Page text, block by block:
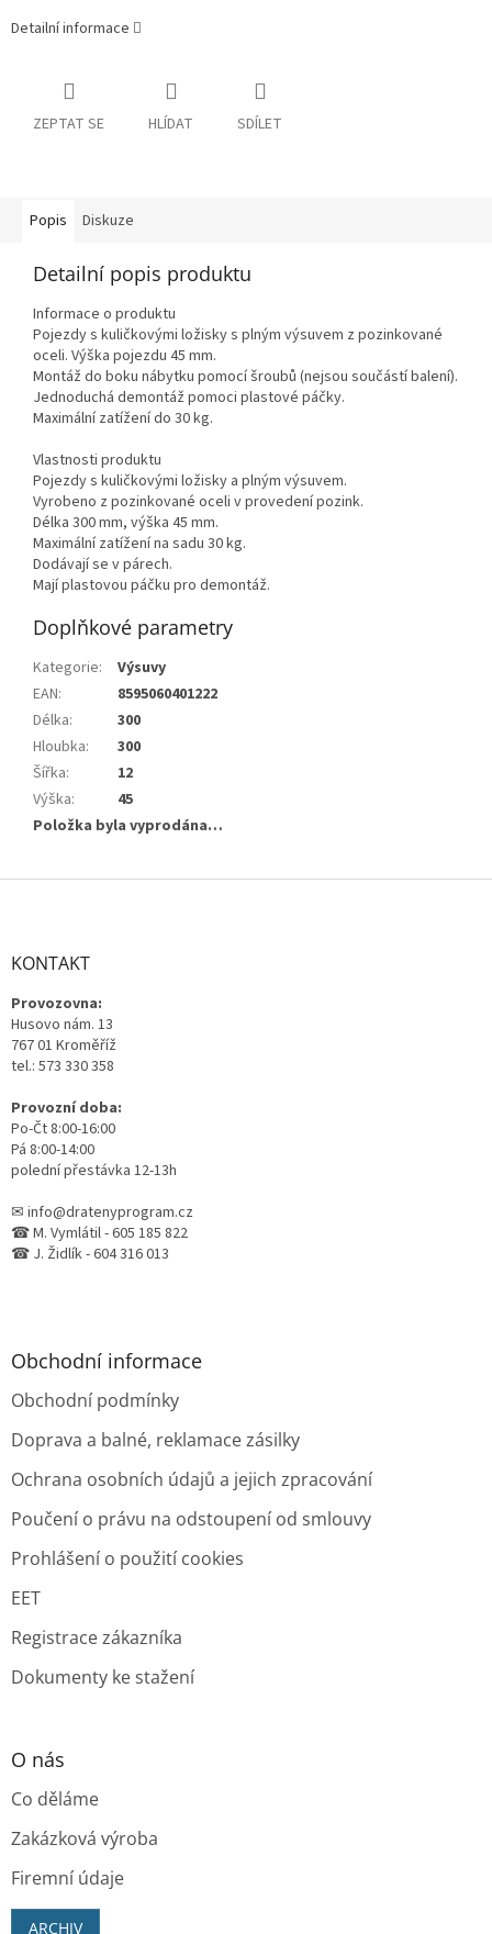
Detailní informace
ZEPTAT SE HLÍDAT SDÍLET
Popis Diskuze
Detailní popis produktu
Informace o produktu
Pojezdy s kuličkovými ložisky s plným výsuvem z pozinkované
oceli. Výška pojezdu 45 mm.
Montáž do boku nábytku pomocí šroubů (nejsou součástí balení).
Jednoduchá demontáž pomoci plastové páčky.
Maximální zatížení do 30 kg.
Vlastnosti produktu
Pojezdy s kuličkovými ložisky a plným výsuvem.
Vyrobeno z pozinkované oceli v provedení pozink.
Délka 300 mm, výška 45 mm.
Maximální zatížení na sadu 30 kg.
Dodávají se v párech.
Mají plastovou páčku pro demontáž.
Doplňkové parametry
Kategorie:
Výsuvy
EAN:
8595060401222
Délka:
300
Hloubka:
300
Šířka:
12
Výška:
45
Položka byla vyprodána…
Z
KONTAKT
Provozovna:
Husovo nám. 13
767 01 Kroměříž
tel.: 573 330 358
Provozní doba:
Po-Čt 8:00-16:00
Pá 8:00-14:00
polední přestávka 12-13h
✉ info@dratenyprogram.cz
☎ M. Vymlátil - 605 185 822
☎ J. Židlík - 604 316 013
Obchodní informace
Obchodní podmínky
Doprava a balné, reklamace zásilky
Ochrana osobních údajů a jejich zpracování
Poučení o právu na odstoupení od smlouvy
Prohlášení o použití cookies
EET
Registrace zákazníka
Dokumenty ke stažení
O nás
Co děláme
Zakázková výroba
Firemní údaje
ARCHIV